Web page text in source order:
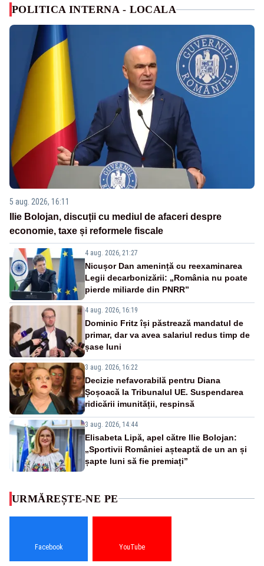
POLITICA INTERNA - LOCALA
5 aug. 2026, 16:11
Ilie Bolojan, discuții cu mediul de afaceri despre
economie, taxe și reformele fiscale
4 aug. 2026, 21:27
Nicușor Dan amenință cu reexaminarea
Legii decarbonizării: „România nu poate
pierde miliarde din PNRR”
4 aug. 2026, 16:19
Dominic Fritz își păstrează mandatul de
primar, dar va avea salariul redus timp de
șase luni
3 aug. 2026, 16:22
Decizie nefavorabilă pentru Diana
Șoșoacă la Tribunalul UE. Suspendarea
ridicării imunității, respinsă
3 aug. 2026, 14:44
Elisabeta Lipă, apel către Ilie Bolojan:
„Sportivii României așteaptă de un an și
șapte luni să fie premiați”
URMĂREȘTE-NE PE
Facebook YouTube